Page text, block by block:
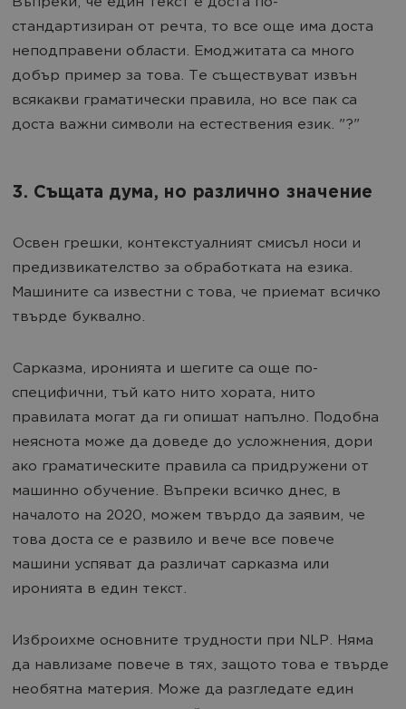
стандартизиран от речта, то все още има доста
неподправени области. Емоджитата са много
добър пример за това. Те съществуват извън
всякакви граматически правила, но все пак са
доста важни символи на естествения език. "?"
3. Същата дума, но различно значение
Освен грешки, контекстуалният смисъл носи и
предизвикателство за обработката на езика.
Машините са известни с това, че приемат всичко
твърде буквално.
Сарказма, иронията и шегите са още по-
специфични, тъй като нито хората, нито
правилата могат да ги опишат напълно. Подобна
неяснота може да доведе до усложнения, дори
ако граматическите правила са придружени от
машинно обучение. Въпреки всичко днес, в
началото на 2020, можем твърдо да заявим, че
това доста се е развило и вече все повече
машини успяват да различат сарказма или
иронията в един текст.
Изброихме основните трудности при NLP. Няма
да навлизаме повече в тях, защото това е твърде
необятна материя. Може да разгледате един